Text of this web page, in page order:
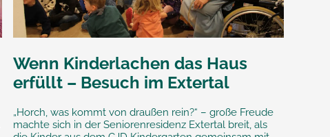
Wenn Kinderlachen das Haus
erfüllt – Besuch im Extertal
„Horch, was kommt von draußen rein?“ – große Freude
machte sich in der Seniorenresidenz Extertal breit, als